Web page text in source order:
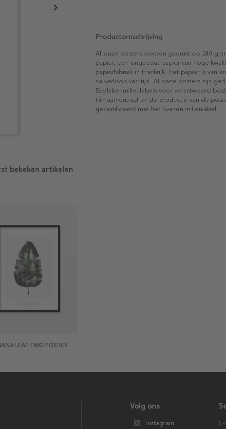
Productomschrijving
Al onze posters worden gedrukt op 240-
papier, een ongecoat papier van hoge
papierfabriek in Frankrijk. Het papier is van
na verloop van tijd. Al onze posters zijn
Ecolabel-milieulabels voor verantwoord
klimaatneutraal en de productie van de
gecertificeerd met het Svanen milieulabel.
bekeken artikelen
LEAF TWO POSTER
Volg ons
Instagram